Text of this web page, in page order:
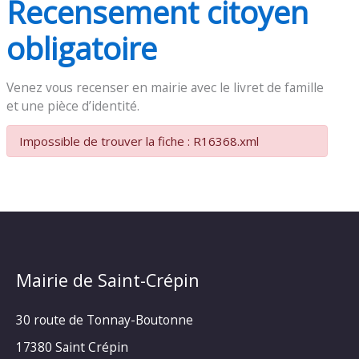
Recensement citoyen
obligatoire
Venez vous recenser en mairie avec le livret de famille
et une pièce d’identité.
Impossible de trouver la fiche : R16368.xml
Mairie de Saint-Crépin
30 route de Tonnay-Boutonne
17380 Saint Crépin